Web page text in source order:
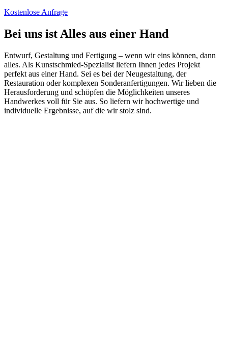
Kostenlose Anfrage
Bei uns istAlles aus einer Hand
Entwurf, Gestaltung und Fertigung – wenn wir eins können, dann
alles. Als Kunstschmied-Spezialist liefern Ihnen jedes Projekt
perfekt aus einer Hand. Sei es bei der Neugestaltung, der
Restauration oder komplexen Sonderanfertigungen. Wir lieben die
Herausforderung und schöpfen die Möglichkeiten unseres
Handwerkes voll für Sie aus. So liefern wir hochwertige und
individuelle Ergebnisse, auf die wir stolz sind.